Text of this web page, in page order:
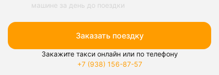
машине за день до поездки
Заказать поездку
Закажите такси онлайн или по телефону
+7 (938) 156-87-57